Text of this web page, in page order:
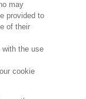
may
provided to
of their
with the use
cookie